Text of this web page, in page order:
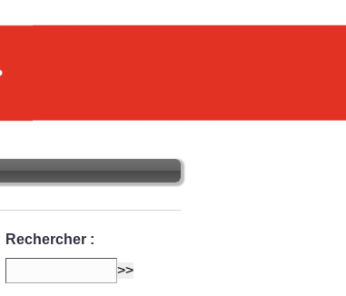
Rechercher :